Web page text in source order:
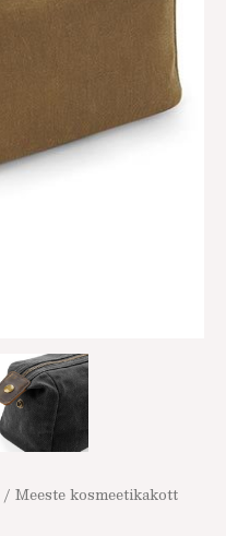
/ Meeste kosmeetikakott